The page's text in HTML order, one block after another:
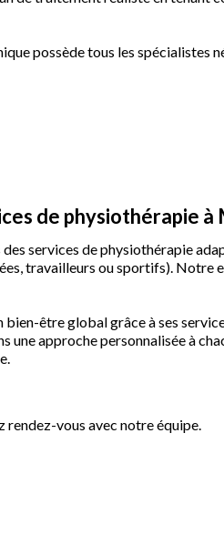
possède tous les spécialistes
de physiothérapie
services de physiothérapie
travailleurs ou sportifs). Notre
être global grâce à ses
approche personnalisée à
rendez-vous avec notre équipe.